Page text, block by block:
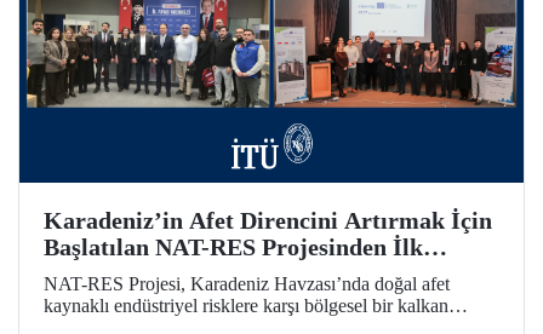
Karadeniz’in Afet Direncini Artırmak İçin
Başlatılan NAT-RES Projesinden İlk
Toplantı
NAT-RES Projesi, Karadeniz Havzası’nda doğal afet
kaynaklı endüstriyel risklere karşı bölgesel bir kalkan